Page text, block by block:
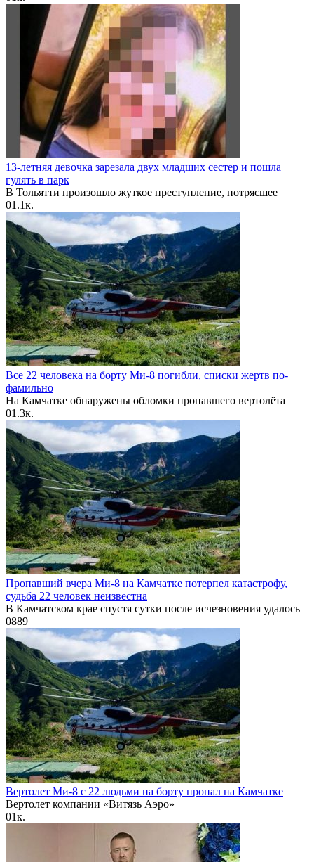
13-летняя девочка зарезала двух младших сестер и пошла
гулять в парк
В Тольятти произошло жуткое преступление, потрясшее
01.1к.
Все 22 человека на борту Ми-8 погибли, списки жертв по-
фамильно
На Камчатке обнаружены обломки пропавшего вертолёта
01.3к.
Пропавший вчера Ми-8 на Камчатке потерпел катастрофу,
судьба 22 человек неизвестна
В Камчатском крае спустя сутки после исчезновения удалось
0889
Вертолет Ми-8 с 22 людьми на борту пропал на Камчатке
Вертолет компании «Витязь Аэро»
01к.